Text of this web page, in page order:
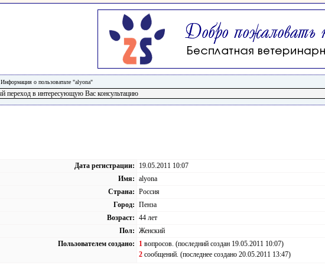
Информация о пользоватале "alyona"
Дата регистрации:
19.05.2011 10:07
Имя: alyona
Страна: Россия
Город: Пенза
Возраст: 44 лет
Пол: Женский
Пользователем создано:
1 вопросов. (последний создан 19.05.2011 10:07)
2 сообщений. (последнее создано 20.05.2011 13:47)